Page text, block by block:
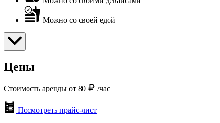
Можно со своей едой
Цены
Стоимость аренды от 80 /час
Посмотреть прайс-лист